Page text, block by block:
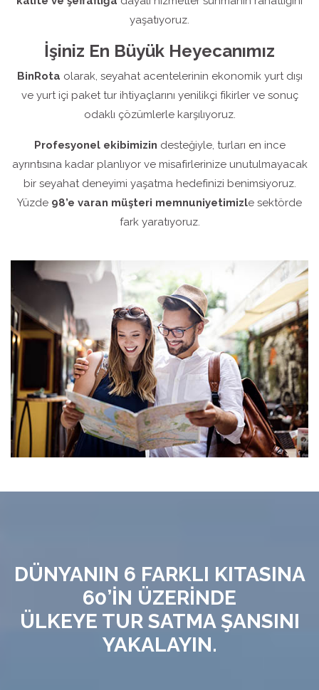
yaşatıyoruz.
İşiniz En Büyük Heyecanımız
BinRota olarak, seyahat acentelerinin ekonomik yurt dışı
ve yurt içi paket tur ihtiyaçlarını yenilikçi fikirler ve sonuç
odaklı çözümlerle karşılıyoruz.
Profesyonel ekibimizin desteğiyle, turları en ince
ayrıntısına kadar planlıyor ve misafirlerinize unutulmayacak
bir seyahat deneyimi yaşatma hedefinizi benimsiyoruz.
Yüzde 98’e varan müşteri memnuniyetimizle sektörde
fark yaratıyoruz.
DÜNYANIN 6 FARKLI KITASINA
60’İN ÜZERİNDE
ÜLKEYE TUR SATMA ŞANSINI
YAKALAYIN.